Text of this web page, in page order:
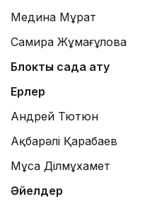
Медина Мұрат
Самира Жұмағұлова
Блоктық садақ ату
Ерлер
Андрей Тютюн
Ақбарәлі Қарабаев
Мұса Ділмұхамет
Әйелдер